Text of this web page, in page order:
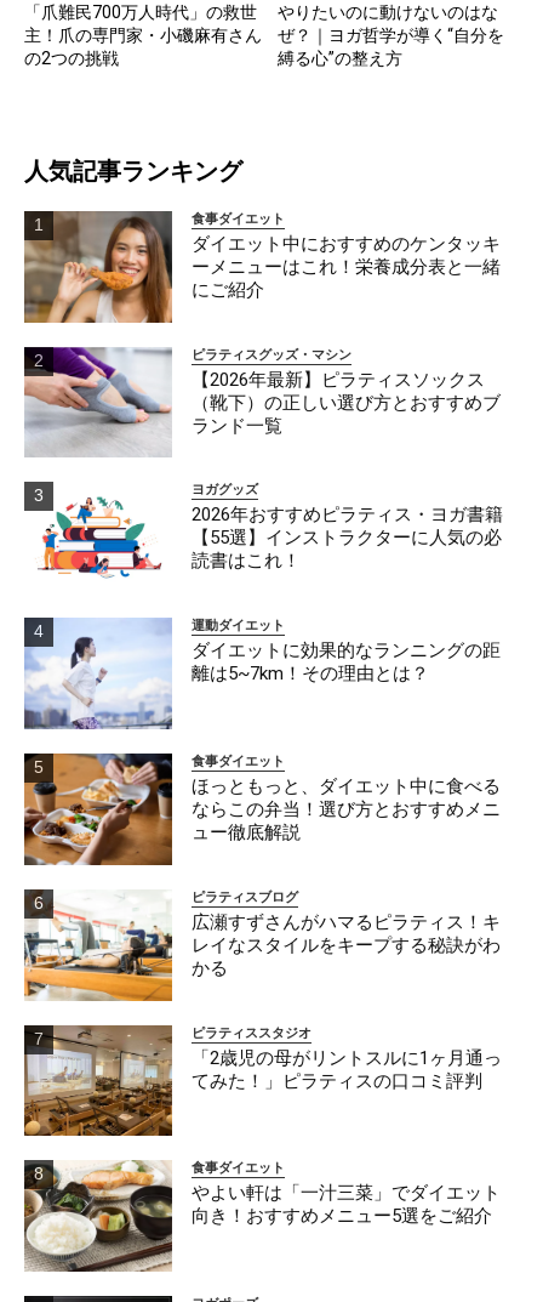
「爪難民700万人時代」の救世
主！爪の専門家・小磯麻有さん
の2つの挑戦
やりたいのに動けないのはな
ぜ？｜ヨガ哲学が導く“自分を
縛る心”の整え方
人気記事ランキング
食事ダイエット
ダイエット中におすすめのケンタッキ
ーメニューはこれ！栄養成分表と一緒
にご紹介
ピラティスグッズ・マシン
【2026年最新】ピラティスソックス
（靴下）の正しい選び方とおすすめブ
ランド一覧
ヨガグッズ
2026年おすすめピラティス・ヨガ書籍
【55選】インストラクターに人気の必
読書はこれ！
運動ダイエット
ダイエットに効果的なランニングの距
離は5~7km！その理由とは？
食事ダイエット
ほっともっと、ダイエット中に食べる
ならこの弁当！選び方とおすすめメニ
ュー徹底解説
ピラティスブログ
広瀬すずさんがハマるピラティス！キ
レイなスタイルをキープする秘訣がわ
かる
ピラティススタジオ
「2歳児の母がリントスルに1ヶ月通っ
てみた！」ピラティスの口コミ評判
食事ダイエット
やよい軒は「一汁三菜」でダイエット
向き！おすすめメニュー5選をご紹介